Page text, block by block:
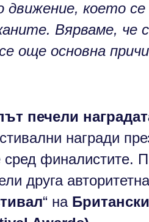
което се
. Вярваме, че
още основна
печели
награди
сред финалистите.
друга
“ на